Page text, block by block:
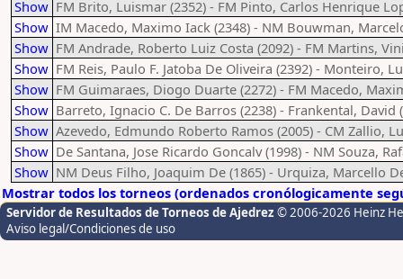
Show FM Brito, Luismar (2352) - FM Pinto, Carlos Henrique
Show IM Macedo, Maximo Iack (2348) - NM Bouwman,
Show FM Andrade, Roberto Luiz Costa (2092) - FM Martins,
Show FM Reis, Paulo F. Jatoba De Oliveira (2392) - Monteiro,
Show FM Guimaraes, Diogo Duarte (2272) - FM Macedo,
Show Barreto, Ignacio C. De Barros (2238) - Frankental, David
Show Azevedo, Edmundo Roberto Ramos (2005) - CM Zallio,
Show De Santana, Jose Ricardo Goncalv (1998) - NM Souza,
Show NM Deus Filho, Joaquim De (1865) - Urquiza, Marcello
Mostrar todos los torneos (ordenados cronólogicamente
Servidor de Resultados de Torneos de Ajedrez © 2006-2026 Heinz
Aviso legal/Condiciones de uso